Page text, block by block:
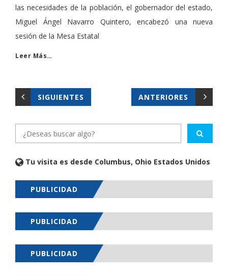
las necesidades de la población, el gobernador del estado,
Miguel Ángel Navarro Quintero, encabezó una nueva
sesión de la Mesa Estatal
Leer Más…
SIGUIENTES ANTERIORES
Tu visita es desde Columbus, Ohio Estados Unidos
PUBLICIDAD
PUBLICIDAD
PUBLICIDAD